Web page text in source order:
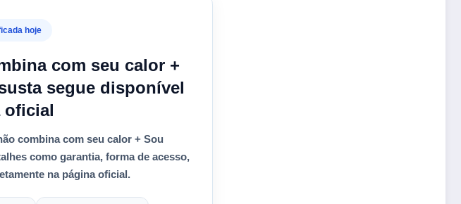
hoje
com seu calor +
segue disponível
oficial
combina com seu calor + Sou
como garantia, forma de acesso,
na página oficial.